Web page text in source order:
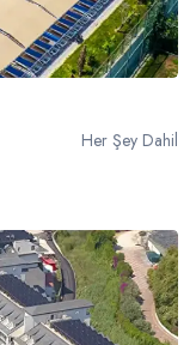
Her Şey Dahil